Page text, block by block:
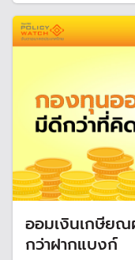
พร้อมเผยขั้นตอนการ
ออมเงินเกษีย
กว่าฝากแบงก์